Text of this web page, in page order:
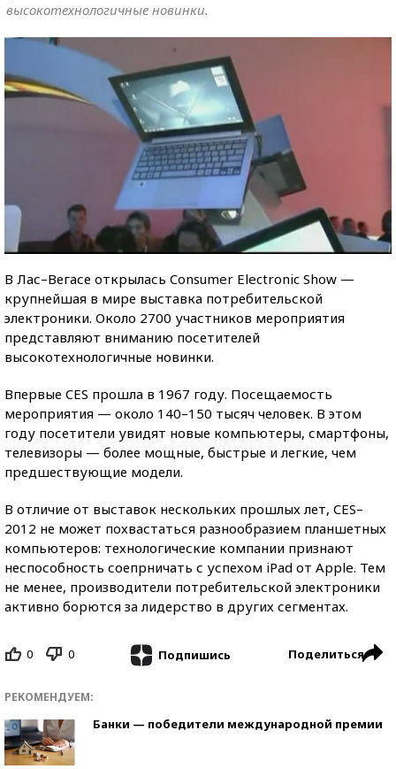
высокотехнологичные новинки.
В Лас–Вегасе открылась Consumer Electronic Show —
крупнейшая в мире выставка потребительской
электроники. Около 2700 участников мероприятия
представляют вниманию посетителей
высокотехнологичные новинки.
Впервые CES прошла в 1967 году. Посещаемость
мероприятия — около 140–150 тысяч человек. В этом
году посетители увидят новые компьютеры, смартфоны,
телевизоры — более мощные, быстрые и легкие, чем
предшествующие модели.
В отличие от выставок нескольких прошлых лет, CES–
2012 не может похвастаться разнообразием планшетных
компьютеров: технологические компании признают
неспособность соепрничать с успехом iPad от Apple. Тем
не менее, производители потребительской электроники
активно борются за лидерство в других сегментах.
0 0 Подпишись Поделиться
РЕКОМЕНДУЕМ:
Банки — победители международной премии